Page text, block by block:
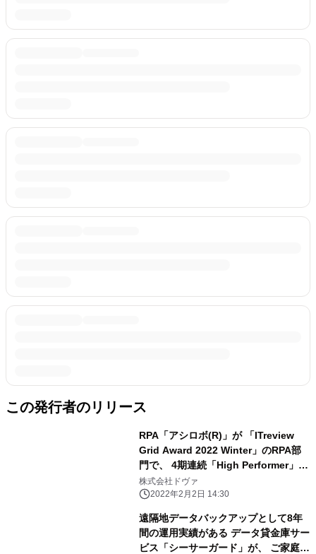
この発行者のリリース
RPA「アシロボ(R)」が 「ITreview
Grid Award 2022 Winter」のRPA部
門で、 4期連続「High Performer」を
受賞
株式会社ドヴァ
2022年2月2日 14:30
遠隔地データバックアップとして8年
間の運用実績がある データ貸金庫サー
ビス「シーサーガード」が、 ご家庭や